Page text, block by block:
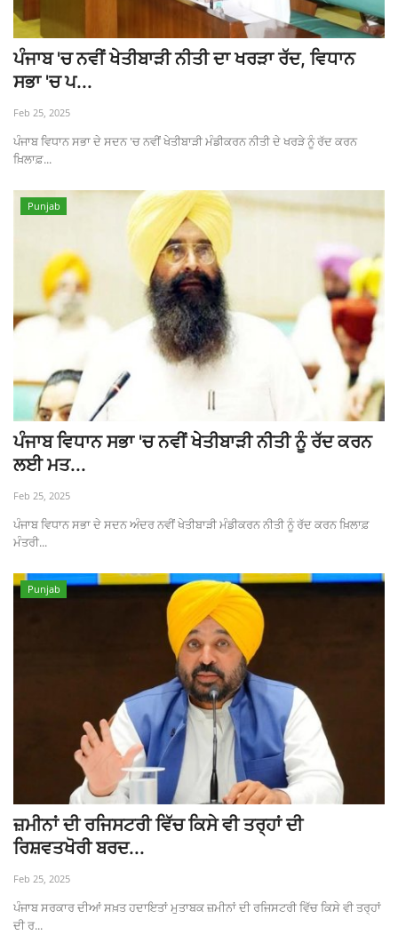
ਪੰਜਾਬ 'ਚ ਨਵੀਂ ਖੇਤੀਬਾੜੀ ਨੀਤੀ ਦਾ ਖਰੜਾ ਰੱਦ, ਵਿਧਾਨ
ਸਭਾ 'ਚ ਪ...
Feb 25, 2025
ਪੰਜਾਬ ਵਿਧਾਨ ਸਭਾ ਦੇ ਸਦਨ 'ਚ ਨਵੀਂ ਖੇਤੀਬਾੜੀ ਮੰਡੀਕਰਨ ਨੀਤੀ ਦੇ ਖਰੜੇ ਨੂੰ ਰੱਦ ਕਰਨ
ਖ਼ਿਲਾਫ਼...
Punjab
ਪੰਜਾਬ ਵਿਧਾਨ ਸਭਾ 'ਚ ਨਵੀਂ ਖੇਤੀਬਾੜੀ ਨੀਤੀ ਨੂੰ ਰੱਦ ਕਰਨ
ਲਈ ਮਤ...
Feb 25, 2025
ਪੰਜਾਬ ਵਿਧਾਨ ਸਭਾ ਦੇ ਸਦਨ ਅੰਦਰ ਨਵੀਂ ਖੇਤੀਬਾੜੀ ਮੰਡੀਕਰਨ ਨੀਤੀ ਨੂੰ ਰੱਦ ਕਰਨ ਖ਼ਿਲਾਫ਼
ਮੰਤਰੀ...
Punjab
ਜ਼ਮੀਨਾਂ ਦੀ ਰਜਿਸਟਰੀ ਵਿੱਚ ਕਿਸੇ ਵੀ ਤਰ੍ਹਾਂ ਦੀ
ਰਿਸ਼ਵਤਖੋਰੀ ਬਰਦ...
Feb 25, 2025
ਪੰਜਾਬ ਸਰਕਾਰ ਦੀਆਂ ਸਖ਼ਤ ਹਦਾਇਤਾਂ ਮੁਤਾਬਕ ਜ਼ਮੀਨਾਂ ਦੀ ਰਜਿਸਟਰੀ ਵਿੱਚ ਕਿਸੇ ਵੀ ਤਰ੍ਹਾਂ
ਦੀ ਰ...